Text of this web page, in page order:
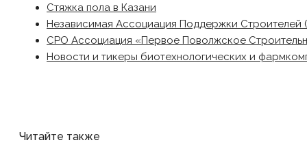
Стяжка пола в Казани
Независимая Ассоциация Поддержки Строителей
СРО Ассоциация «Первое Поволжское
Новости и тикеры биотехнологических и
Читайте также